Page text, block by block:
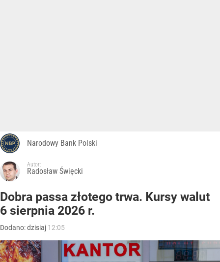
Narodowy Bank Polski
Autor:
Radosław Święcki
Dobra passa złotego trwa. Kursy walut
6 sierpnia 2026 r.
Dodano:dzisiaj 12:05